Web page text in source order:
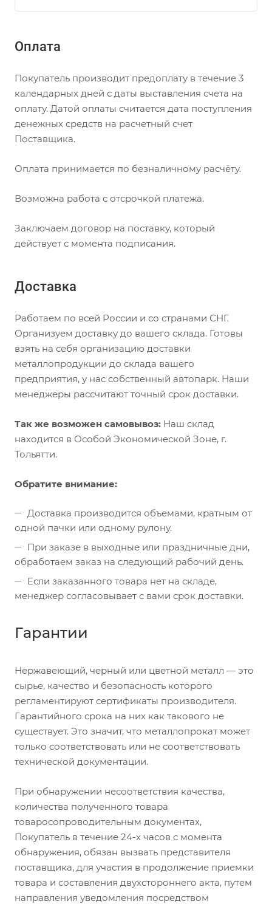
Оплата
Покупатель производит предоплату в течение 3
календарных дней с даты выставления счета на
оплату. Датой оплаты считается дата поступления
денежных средств на расчетный счет
Поставщика.
Оплата принимается по безналичному расчёту.
Возможна работа с отсрочкой платежа.
Заключаем договор на поставку, который
действует с момента подписания.
Доставка
Работаем по всей России и со странами СНГ.
Организуем доставку до вашего склада. Готовы
взять на себя организацию доставки
металлопродукции до склада вашего
предприятия, у нас собственный автопарк. Наши
менеджеры рассчитают точный срок доставки.
Так же возможен самовывоз: Наш склад
находится в Особой Экономической Зоне, г.
Тольятти.
Обратите внимание:
Доставка производится объемами, кратным от
одной пачки или одному рулону.
При заказе в выходные или праздничные дни,
обработаем заказ на следующий рабочий день.
Если заказанного товара нет на складе,
менеджер согласовывает с вами срок доставки.
Гарантии
Нержавеющий, черный или цветной металл — это
сырье, качество и безопасность которого
регламентируют сертификаты производителя.
Гарантийного срока на них как такового не
существует. Это значит, что металлопрокат может
только соответствовать или не соответствовать
технической документации.
При обнаружении несоответствия качества,
количества полученного товара
товаросопроводительным документах,
Покупатель в течение 24-х часов с момента
обнаружения, обязан вызвать представителя
поставщика, для участия в продолжение приемки
товара и составления двухстороннего акта, путем
направления уведомления посредством